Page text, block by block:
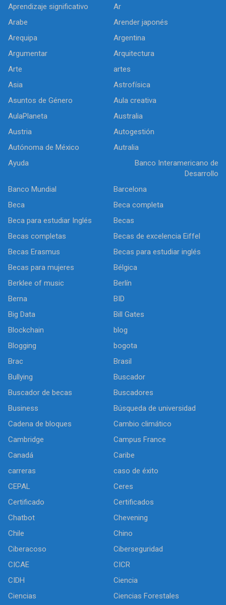
Aprendizaje significativo
Ar
Arabe
Arender japonés
Arequipa
Argentina
Argumentar
Arquitectura
Arte
artes
Asia
Astrofísica
Asuntos de Género
Aula creativa
AulaPlaneta
Australia
Austria
Autogestión
Autónoma de México
Autralia
Ayuda
Banco Interamericano de
Desarrollo
Banco Mundial
Barcelona
Beca
Beca completa
Beca para estudiar Inglés
Becas
Becas completas
Becas de excelencia Eiffel
Becas Erasmus
Becas para estudiar inglés
Becas para mujeres
Bélgica
Berklee of music
Berlín
Berna
BID
Big Data
Bill Gates
Blockchain
blog
Blogging
bogota
Brac
Brasil
Bullying
Buscador
Buscador de becas
Buscadores
Business
Búsqueda de universidad
Cadena de bloques
Cambio climático
Cambridge
Campus France
Canadá
Caribe
carreras
caso de éxito
CEPAL
Ceres
Certificado
Certificados
Chatbot
Chevening
Chile
Chino
Ciberacoso
Ciberseguridad
CICAE
CICR
CIDH
Ciencia
Ciencias
Ciencias Forestales